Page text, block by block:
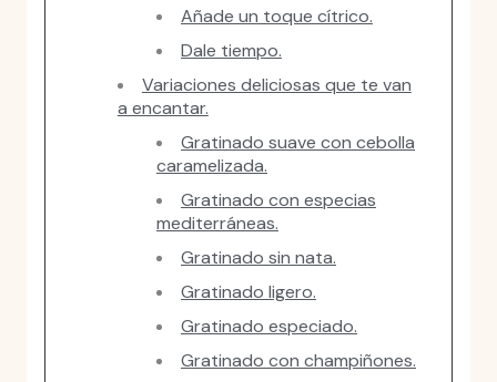
Añade un toque cítrico.
Dale tiempo.
Variaciones deliciosas que te van
a encantar.
Gratinado suave con cebolla
caramelizada.
Gratinado con especias
mediterráneas.
Gratinado sin nata.
Gratinado ligero.
Gratinado especiado.
Gratinado con champiñones.